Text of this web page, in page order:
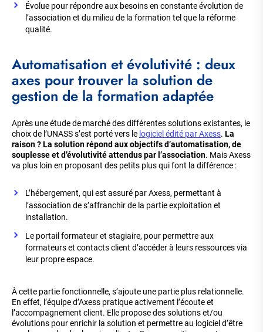
Évolue pour répondre aux besoins en constante évolution de
l’association et du milieu de la formation tel que la réforme
qualité.
Automatisation et évolutivité : deux
axes pour trouver la solution de
gestion de la formation adaptée
Après une étude de marché des différentes solutions existantes, le
choix de l’UNASS s’est porté vers le logiciel édité par Axess. La
raison ? La solution répond aux objectifs d’automatisation, de
souplesse et d’évolutivité attendus par l’association. Mais Axess
va plus loin en proposant des petits plus qui font la différence :
L’hébergement, qui est assuré par Axess, permettant à
l’association de s’affranchir de la partie exploitation et
installation.
Le portail formateur et stagiaire, pour permettre aux
formateurs et contacts client d’accéder à leurs ressources via
leur propre espace.
À cette partie fonctionnelle, s’ajoute une partie plus relationnelle.
En effet, l’équipe d’Axess pratique activement l’écoute et
l’accompagnement client. Elle propose des solutions et/ou
évolutions pour enrichir la solution et permettre au logiciel d’être